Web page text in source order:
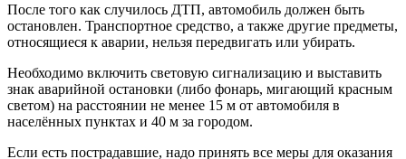
После того как случилось ДТП, автомобиль должен быть
остановлен. Транспортное средство, а также другие предметы,
относящиеся к аварии, нельзя передвигать или убирать.
Необходимо включить световую сигнализацию и выставить
знак аварийной остановки (либо фонарь, мигающий красным
светом) на расстоянии не менее 15 м от автомобиля в
населённых пунктах и 40 м за городом.
Если есть пострадавшие, надо принять все меры для оказания